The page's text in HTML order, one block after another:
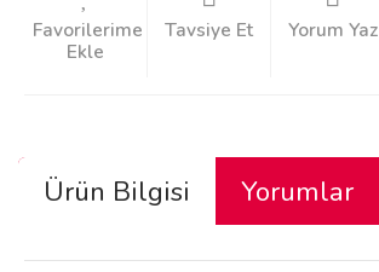
Tavsiye Et Yorum Yaz
Ürün Bilgisi Yorumlar